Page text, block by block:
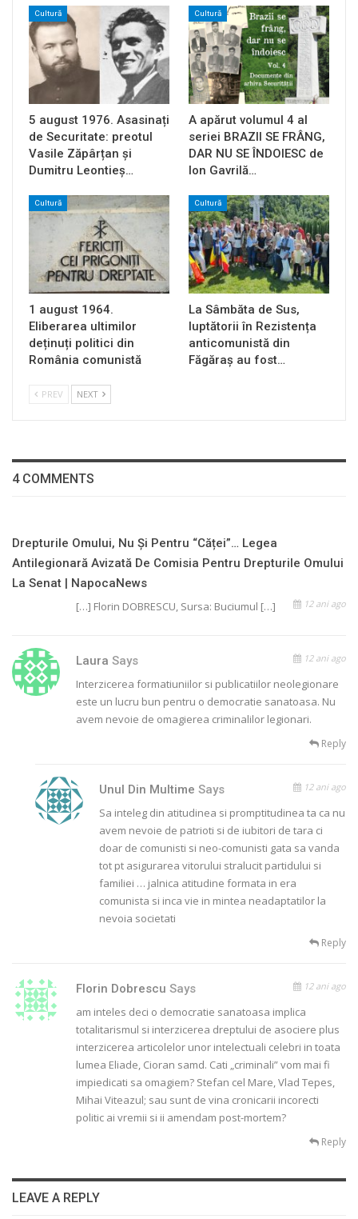
Cultură
5 august 1976. Asasinați
de Securitate: preotul
Vasile Zăpârțan și
Dumitru Leontieș…
Cultură
A apărut volumul 4 al
seriei BRAZII SE FRÂNG,
DAR NU SE ÎNDOIESC de
Ion Gavrilă…
Cultură
1 august 1964.
Eliberarea ultimilor
deținuți politici din
România comunistă
Cultură
La Sâmbăta de Sus,
luptătorii în Rezistența
anticomunistă din
Făgăraș au fost…
PREV NEXT
4 COMMENTS
Drepturile Omului, Nu Și Pentru “căței”… Legea
Antilegionară Avizată De Comisia Pentru Drepturile Omului
La Senat | NapocaNews
12 ani ago
[…] Florin DOBRESCU, Sursa: Buciumul […]
Laura Says 12 ani ago
Interzicerea formatiuniilor si publicatiilor neolegionare
este un lucru bun pentru o democratie sanatoasa. Nu
avem nevoie de omagierea criminalilor legionari.
Reply
Unul Din MultimeSays 12 ani ago
Sa inteleg din atitudinea si promptitudinea ta ca nu
avem nevoie de patrioti si de iubitori de tara ci
doar de comunisti si neo-comunisti gata sa vanda
tot pt asigurarea vitorului stralucit partidului si
familiei … jalnica atitudine formata in era
comunista si inca vie in mintea neadaptatilor la
nevoia societati
Reply
Florin Dobrescu Says 12 ani ago
am inteles deci o democratie sanatoasa implica
totalitarismul si interzicerea dreptului de asociere plus
interzicerea articolelor unor intelectuali celebri in toata
lumea Eliade, Cioran samd. Cati „criminali” vom mai fi
impiedicati sa omagiem? Stefan cel Mare, Vlad Tepes,
Mihai Viteazul; sau sunt de vina cronicarii incorecti
politic ai vremii si ii amendam post-mortem?
Reply
LEAVE A REPLY